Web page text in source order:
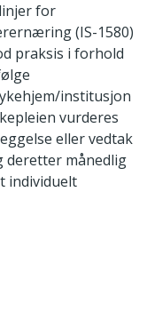
for
(IS-1580)
praksis i forhold
institusjon
vurderes
eller vedtak
deretter månedlig
individuelt